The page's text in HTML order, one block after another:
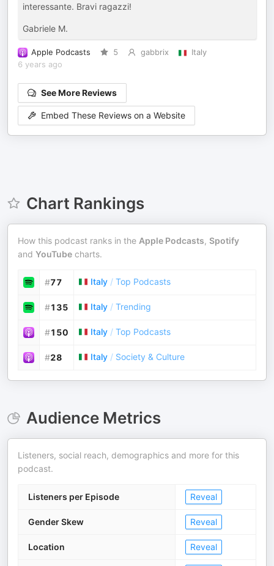
interessante. Bravi ragazzi!
Gabriele M.
Apple Podcasts 5 gabbrix
Italy
6 years ago
See More Reviews
Embed These Reviews on a Website
Chart Rankings
How this podcast ranks in the Apple Podcasts, Spotify
and YouTube charts.
#77 Italy / Top Podcasts
#135 Italy / Trending
#150 Italy / Top Podcasts
#28 Italy / Society & Culture
Audience Metrics
Listeners, social reach, demographics and more for this
podcast.
Listeners per Episode Reveal
Gender Skew Reveal
Location Reveal